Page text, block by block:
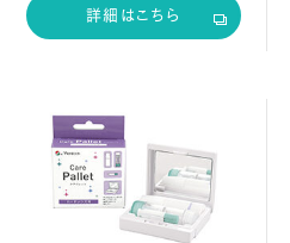
詳細はこちら